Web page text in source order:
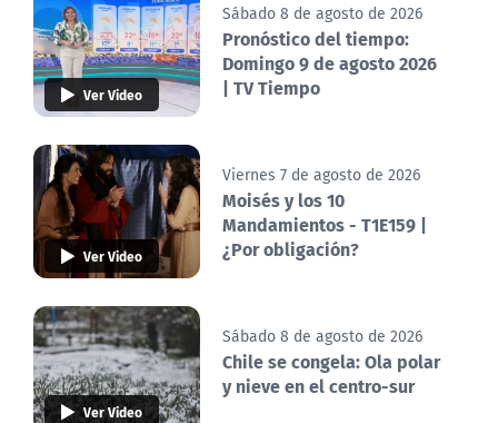
Ver Video
Sábado 8 de agosto de 2026
Pronóstico del tiempo:
Domingo 9 de agosto 2026
| TV Tiempo
Ver Video
Viernes 7 de agosto de 2026
Moisés y los 10
Mandamientos - T1E159 |
¿Por obligación?
Ver Video
Sábado 8 de agosto de 2026
Chile se congela: Ola polar
y nieve en el centro-sur